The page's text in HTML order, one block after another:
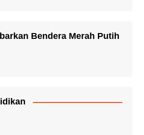
Bendera Merah Putih